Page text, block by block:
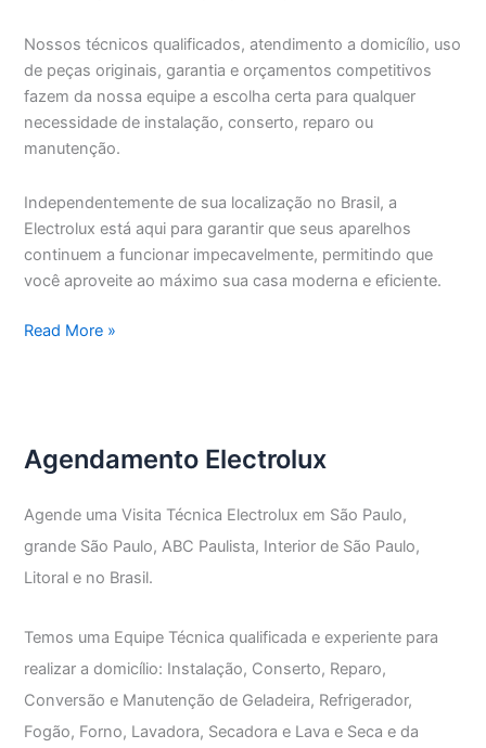
Nossos técnicos qualificados, atendimento a domicílio, uso
de peças originais, garantia e orçamentos competitivos
fazem da nossa equipe a escolha certa para qualquer
necessidade de instalação, conserto, reparo ou
manutenção.
Independentemente de sua localização no Brasil, a
Electrolux está aqui para garantir que seus aparelhos
continuem a funcionar impecavelmente, permitindo que
você aproveite ao máximo sua casa moderna e eficiente.
Assistência
Lapa
Read More »
Agendamento Electrolux
Agende uma Visita Técnica Electrolux em São Paulo,
grande São Paulo, ABC Paulista, Interior de São Paulo,
Litoral e no Brasil.
Temos uma Equipe Técnica qualificada e experiente para
realizar a domicílio: Instalação, Conserto, Reparo,
Conversão e Manutenção de Geladeira, Refrigerador,
Fogão, Forno, Lavadora, Secadora e Lava e Seca e da